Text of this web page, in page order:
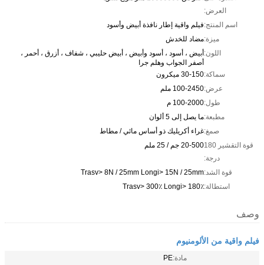
العرض:
اسم المنتج:فيلم واقية إطار نافذة أبيض وأسود
ميزة:مضاد للخدش
اللون:أبيض ، أسود ، أسود وأبيض ، أبيض حليبي ، شفاف ، أزرق ، أحمر ،
أصفر الجواب وهلم جرا
سماكة:30-150 ميكرون
عرض:100-2450 ملم
طول:100-2000 م
مطبعة:ما يصل إلى 5 ألوان
صمغ:غراء أكريليك ذو أساس مائي / مطاط
قوة التقشير 180
درجة:
20-500 جم / 25 ملم
قوة الشد:Trasv> 8N / 25mm Longi> 15N / 25mm
استطالة:Trasv> 300٪ Longi> 180٪
وصف
فيلم واقية من الألومنيوم
مادة:PE